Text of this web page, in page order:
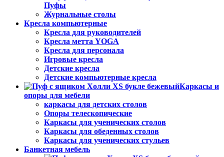
Пуфы
Журнальные столы
Кресла компьютерные
Кресла для руководителей
Кресла метта YOGA
Кресла для персонала
Игровые кресла
Детские кресла
Детские компьютерные кресла
Каркасы и
опоры для мебели
каркасы для детских столов
Опоры телескопические
Каркасы для ученических столов
Каркасы для обеденных столов
Каркасы для ученических стульев
Банкетная мебель